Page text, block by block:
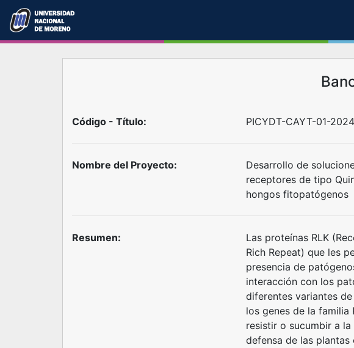
Código - Título: PICYDT-CAYT-01-
Nombre del Proyecto:
Desarrollo de
receptores de tipo
hongos fitopatógenos
Resumen:
Las proteínas RLK
Rich Repeat) que les
presencia de
interacción con los
diferentes variantes
los genes de la familia
resistir o sucumbir a
defensa de las